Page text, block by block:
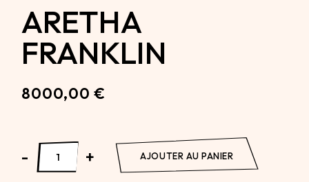
ARETHA
FRANKLIN
8000,00 €
Aretha Franklin quantity
- + AJOUTER AU PANIER